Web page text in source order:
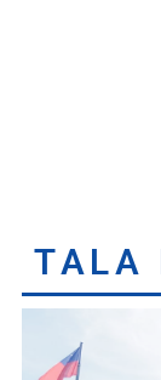
TALA